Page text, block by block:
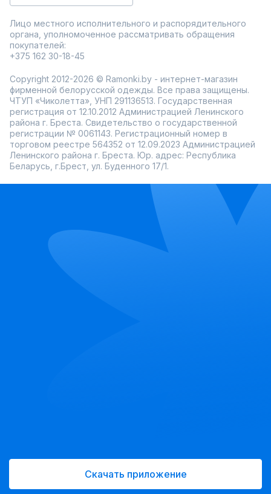
Лицо местного исполнительного и распорядительного
органа, уполномоченное рассматривать обращения
покупателей:
+375 162 30-18-45
Copyright 2012-2026 © Ramonki.by - интернет-магазин
фирменной белорусской одежды. Все права защищены.
ЧТУП «Чиколетта», УНП 291136513. Государственная
регистрация от 12.10.2012 Администрацией Ленинского
района г. Бреста. Свидетельство о государственной
регистрации № 0061143. Регистрационный номер в
торговом реестре 564352 от 12.09.2023 Администрацией
Ленинского района г. Бреста. Юр. адрес: Республика
Беларусь, г.Брест, ул. Буденного 17/1.
Скачать приложение